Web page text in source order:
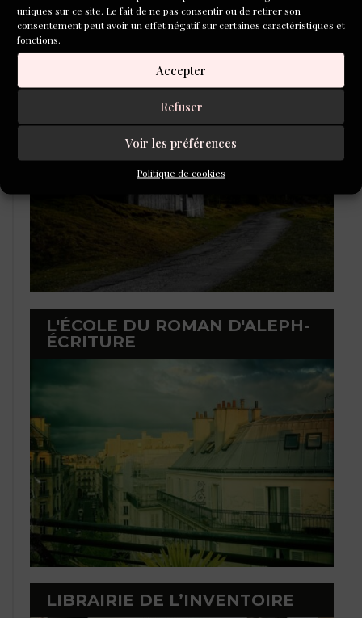
uniques sur ce site. Le fait de ne pas consentir ou de retirer son
consentement peut avoir un effet négatif sur certaines caractéristiques et
fonctions.
Accepter
Refuser
Voir les préférences
Politique de cookies
LAURÉATS DU CONCOURS DE
POÉSIE 2026
L'ÉCOLE DU ROMAN D'ALEPH-
ÉCRITURE
LIBRAIRIE DE L’INVENTOIRE